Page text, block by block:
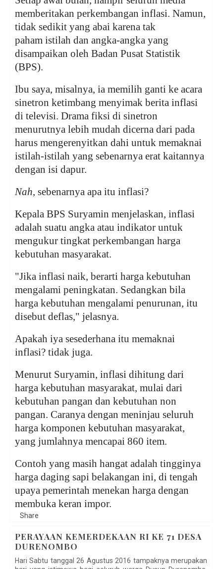
memberitakan perkembangan inflasi. Namun,
tidak sedikit yang abai karena tak
paham istilah dan angka-angka yang
disampaikan oleh Badan Pusat Statistik
(BPS).
Ibu saya, misalnya, ia memilih ganti ke acara
sinetron ketimbang menyimak berita inflasi
di televisi. Drama fiksi di sinetron
menurutnya lebih mudah dicerna dari pada
harus mengerenyitkan dahi untuk memaknai
istilah-istilah yang sebenarnya erat kaitannya
dengan isi dapur.
Nah, sebenarnya apa itu inflasi?
Kepala BPS Suryamin menjelaskan, inflasi
adalah suatu angka atau indikator untuk
mengukur tingkat perkembangan harga
kebutuhan masyarakat.
"Jika inflasi naik, berarti harga kebutuhan
mengalami peningkatan. Sedangkan bila
harga kebutuhan mengalami penurunan, itu
disebut deflas," jelasnya.
Apakah iya sesederhana itu memaknai
inflasi? tidak juga.
Menurut Suryamin, inflasi dihitung dari
harga kebutuhan masyarakat, mulai dari
kebutuhan pangan dan kebutuhan non
pangan. Caranya dengan meninjau seluruh
harga komponen kebutuhan masyarakat,
yang jumlahnya mencapai 860 item.
Contoh yang masih hangat adalah tingginya
harga daging sapi belakangan ini, di tengah
upaya pemerintah menekan harga dengan
membuka keran impor.
Share
PERAYAAN KEMERDEKAAN RI KE 71 DESA
DURENOMBO
Hari Sabtu tanggal 26 Agustus 2016 tampaknya merupakan